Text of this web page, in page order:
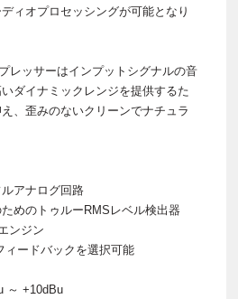
ィオプロセッシングが可能となり
レッサーはインプットシグナルの音
ダイナミックレンジを提供するた
、歪みのないクリーンでナチュラ
アナログ回路
めのトゥルーRMSレベル検出器
ンジン
ィードバックを選択可能
～ +10dBu